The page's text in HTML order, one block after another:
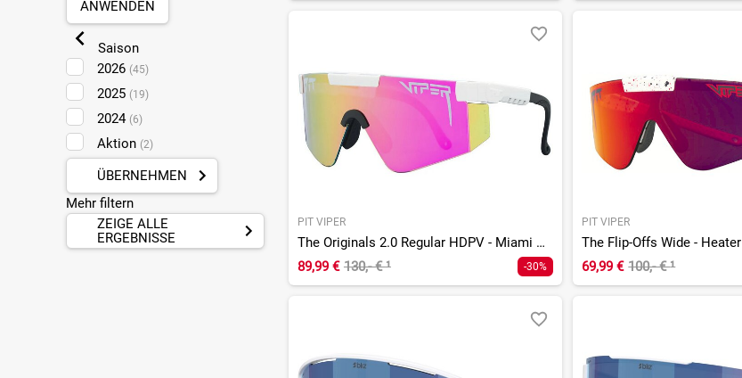
Sankt Augustin
ANWENDEN
Saison
2026 (45)
2025 (19)
2024 (6)
Aktion (2)
ÜBERNEHMEN
Mehr filtern
ZEIGE ALLE
ERGEBNISSE
PIT VIPER
The Originals 2.0 Regular HDPV - Miami Nights Rainbow
89,99 € 130,- €¹ -30%
PIT VIPER
The Flip-Offs Wide - Heater
69,99 € 100,- €¹